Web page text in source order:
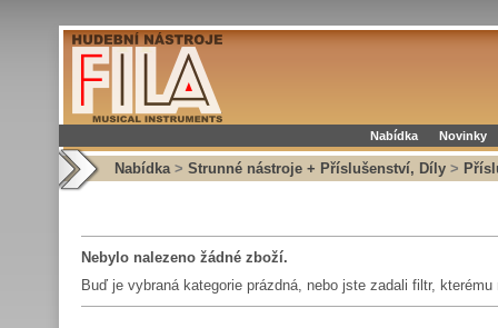
Nabídka Novinky
Nabídka > Strunné nástroje + Příslušenství, Díly >
Nebylo nalezeno žádné zboží.
Buď je vybraná kategorie prázdná, nebo jste zadali filtr,